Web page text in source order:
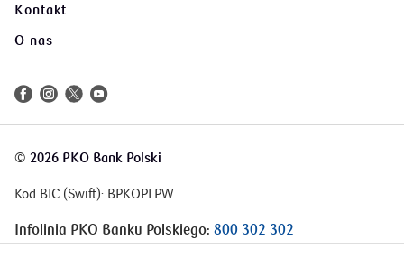
Kontakt
O nas
© 2026 PKO Bank Polski
Kod BIC (Swift): BPKOPLPW
Infolinia PKO Banku Polskiego: 800 302 302